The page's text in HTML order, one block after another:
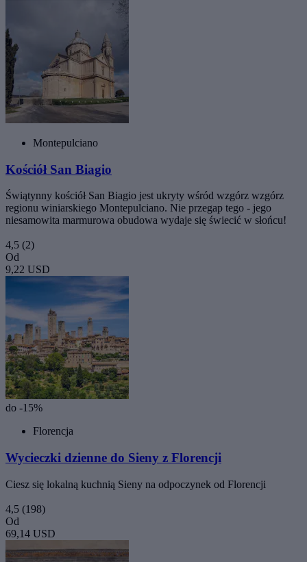
Montepulciano
Kościół San Biagio
Świątynny kościół San Biagio jest ukryty wśród wzgórz wzgórz
regionu winiarskiego Montepulciano. Nie przegap tego - jego
niesamowita marmurowa obudowa wydaje się świecić w słońcu!
4,5 (2)
Od
9,22 USD
do -15%
Florencja
Wycieczki dzienne do Sieny z Florencji
Ciesz się lokalną kuchnią Sieny na odpoczynek od Florencji
4,5 (198)
Od
69,14 USD